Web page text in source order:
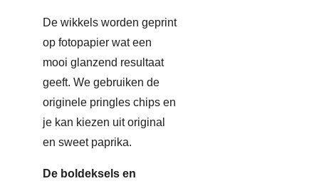
De wikkels worden geprint
op fotopapier wat een
mooi glanzend resultaat
geeft. We gebruiken de
originele pringles chips en
je kan kiezen uit original
en sweet paprika.
De boldeksels en